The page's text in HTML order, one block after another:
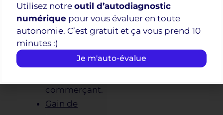
Exemples
pratiques
adaptés à
votre
quotidien
commerçant.
Gain de
Utilisez notre outil d’autodiagnostic
numérique pour vous évaluer en toute
autonomie. C’est gratuit et ça vous prend 10
minutes :)
Je m'auto-évalue